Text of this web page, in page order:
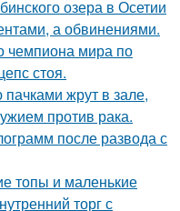
озера в Осетии
а обвинениями.
чемпиона мира по
стоя.
жрут в зале,
против рака.
после развода с
топы и маленькие
торг с